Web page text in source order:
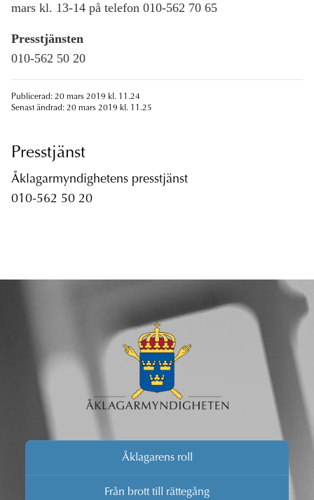
mars kl. 13-14 på telefon 010-562 70 65
Presstjänsten
010-562 50 20
Publicerad: 20 mars 2019 kl. 11.24
Senast ändrad: 20 mars 2019 kl. 11.25
Presstjänst
Åklagarmyndighetens presstjänst
010-562 50 20
Åklagarens roll
Från brott till rättegång